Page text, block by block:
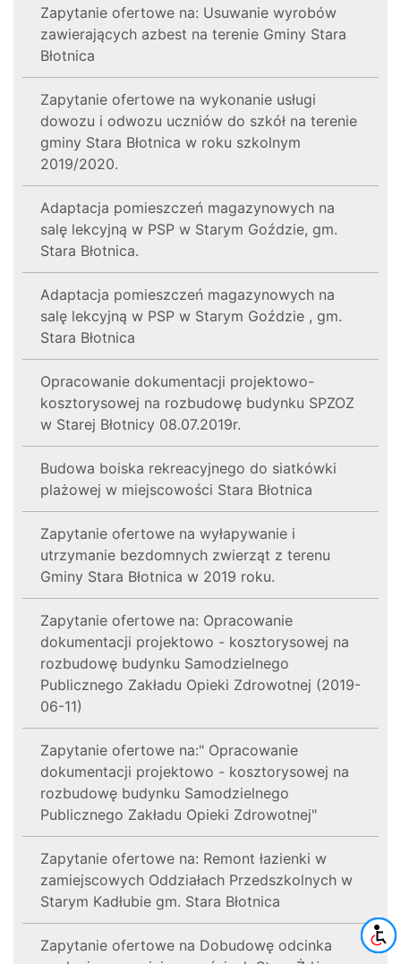
Zapytanie ofertowe na: Usuwanie wyrobów
zawierających azbest na terenie Gminy Stara
Błotnica
Zapytanie ofertowe na wykonanie usługi
dowozu i odwozu uczniów do szkół na terenie
gminy Stara Błotnica w roku szkolnym
2019/2020.
Adaptacja pomieszczeń magazynowych na
salę lekcyjną w PSP w Starym Goździe, gm.
Stara Błotnica.
Adaptacja pomieszczeń magazynowych na
salę lekcyjną w PSP w Starym Goździe , gm.
Stara Błotnica
Opracowanie dokumentacji projektowo-
kosztorysowej na rozbudowę budynku SPZOZ
w Starej Błotnicy 08.07.2019r.
Budowa boiska rekreacyjnego do siatkówki
plażowej w miejscowości Stara Błotnica
Zapytanie ofertowe na wyłapywanie i
utrzymanie bezdomnych zwierząt z terenu
Gminy Stara Błotnica w 2019 roku.
Zapytanie ofertowe na: Opracowanie
dokumentacji projektowo - kosztorysowej na
rozbudowę budynku Samodzielnego
Publicznego Zakładu Opieki Zdrowotnej (2019-
06-11)
Zapytanie ofertowe na:" Opracowanie
dokumentacji projektowo - kosztorysowej na
rozbudowę budynku Samodzielnego
Publicznego Zakładu Opieki Zdrowotnej"
Zapytanie ofertowe na: Remont łazienki w
zamiejscowych Oddziałach Przedszkolnych w
Starym Kadłubie gm. Stara Błotnica
Zapytanie ofertowe na Dobudowę odcinka